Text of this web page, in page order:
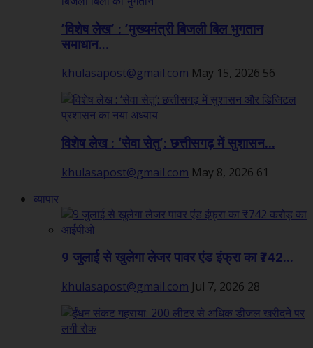
’विशेष लेख’ : ’मुख्यमंत्री बिजली बिल भुगतान
समाधान...
khulasapost@gmail.com May 15, 2026 56
विशेष लेख : ‘सेवा सेतु’: छत्तीसगढ़ में सुशासन...
khulasapost@gmail.com May 8, 2026 61
व्यापार
9 जुलाई से खुलेगा लेजर पावर एंड इंफ्रा का ₹742...
khulasapost@gmail.com Jul 7, 2026 28